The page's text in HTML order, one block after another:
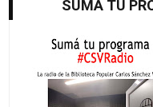
SUMÁ TU